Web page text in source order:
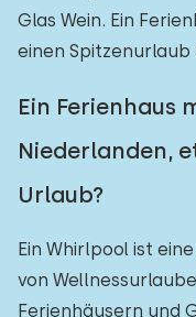
Glas Wein. Ein
einen
Ein Ferienhaus
Niederlanden,
Urlaub?
Ein Whirlpool ist
von
Ferienhäusern und